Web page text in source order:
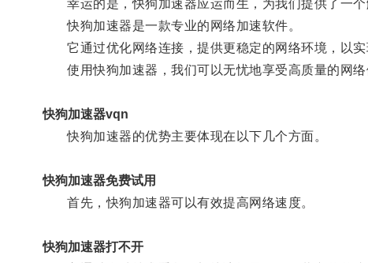
幸运的是，快狗加速器应运而生，为我们提供了一个
快狗加速器是一款专业的网络加速软件。
它通过优化网络连接，提供更稳定的网络环境，以实
使用快狗加速器，我们可以无忧地享受高质量的网络
快狗加速器vqn
快狗加速器的优势主要体现在以下几个方面。
快狗加速器免费试用
首先，快狗加速器可以有效提高网络速度。
快狗加速器打不开